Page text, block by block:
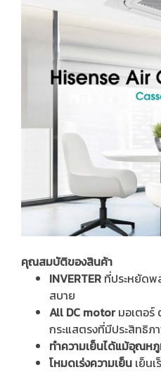
คุณสมบัติของสินค้า
INVERTER ที่ประหยัดพ
สบาย
All DC motorมอเตอร์
กระแสตรงที่มีประสิทธิภ
ทำความเย็นได้แม้อุณห
โหมดเร่งความเย็น เย็น